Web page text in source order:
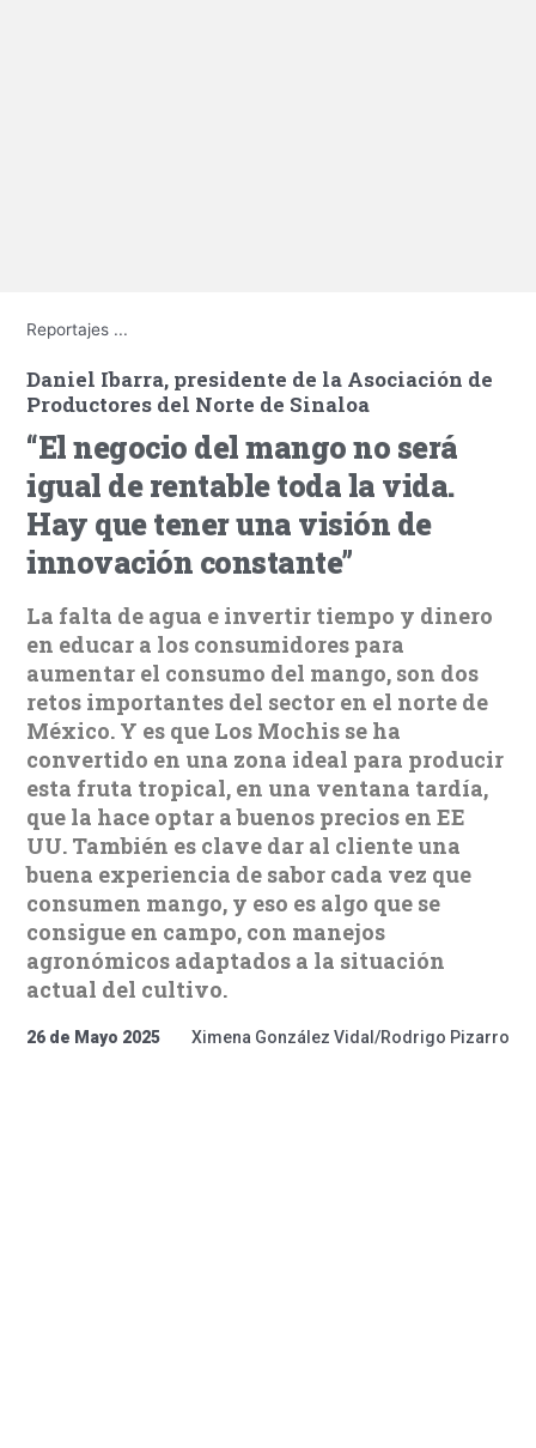
Reportajes ...
Daniel Ibarra, presidente de la Asociación de
Productores del Norte de Sinaloa
“El negocio del mango no será
igual de rentable toda la vida.
Hay que tener una visión de
innovación constante”
La falta de agua e invertir tiempo y dinero
en educar a los consumidores para
aumentar el consumo del mango, son dos
retos importantes del sector en el norte de
México. Y es que Los Mochis se ha
convertido en una zona ideal para producir
esta fruta tropical, en una ventana tardía,
que la hace optar a buenos precios en EE
UU. También es clave dar al cliente una
buena experiencia de sabor cada vez que
consumen mango, y eso es algo que se
consigue en campo, con manejos
agronómicos adaptados a la situación
actual del cultivo.
26 de Mayo 2025 Ximena González Vidal/Rodrigo Pizarro